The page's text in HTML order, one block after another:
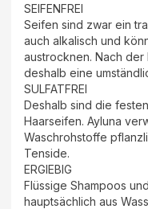
SEIFENFREI
Seifen sind zwar ein
auch alkalisch und
austrocknen. Nach der
deshalb eine
SULFATFREI
Deshalb sind die
Haarseifen. Ayluna
Waschrohstoffe
Tenside.
ERGIEBIG
Flüssige Shampoos
hauptsächlich aus